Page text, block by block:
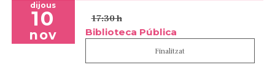
dijous
10
nov
17:30 h
Biblioteca Pública
Finalitzat